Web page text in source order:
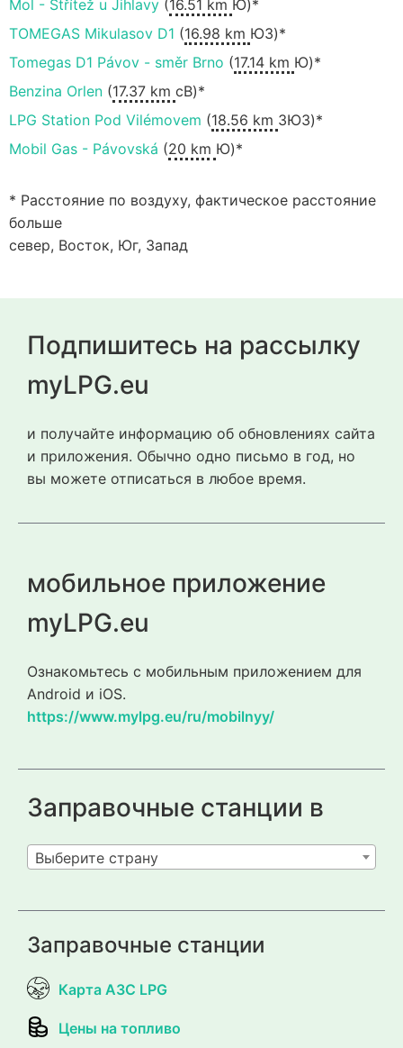
Mol - Střítež u Jihlavy (16.51 km Ю)*
TOMEGAS Mikulasov D1 (16.98 km ЮЗ)*
Tomegas D1 Pávov - směr Brno (17.14 km Ю)*
Benzina Orlen (17.37 km сВ)*
LPG Station Pod Vilémovem (18.56 km ЗЮЗ)*
Mobil Gas - Pávovská (20 km Ю)*
* Расстояние по воздуху, фактическое расстояние
больше
север, Восток, Юг, Запад
Подпишитесь на рассылку
myLPG.eu
и получайте информацию об обновлениях сайта
и приложения. Обычно одно письмо в год, но
вы можете отписаться в любое время.
мобильное приложение
myLPG.eu
Ознакомьтесь с мобильным приложением для
Android и iOS.
https://www.mylpg.eu/ru/mobilnyy/
Заправочные станции в
Выберите страну
Заправочные станции
Карта АЗС LPG
Цены на топливо